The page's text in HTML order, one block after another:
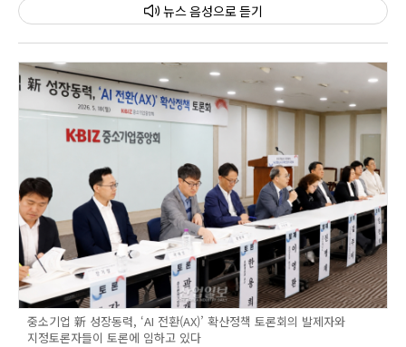
뉴스 음성
중소기업 新 성장동력, ‘AI 전환(AX)’ 확산정책 토론회의 발제자와
지정토론자들이 토론에 임하고 있다